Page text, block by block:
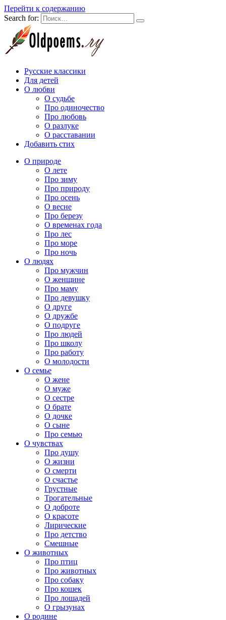
Перейти к содержанию
Search for:
Русские классики
Для детей
О любви
О судьбе
Про одиночество
Про любовь
О разлуке
О расставании
Добавить стих
О природе
О лете
Про зиму
Про природу
Про осень
О весне
Про березу
О временах года
Про лес
Про море
Про ночь
О людях
Про мужчин
О женщине
Про маму
Про девушку
О друге
О дружбе
О подруге
Про людей
Про школу
Про работу
О молодости
О семье
О жене
О муже
О сестре
О брате
О дочке
О сыне
Про семью
О чувствах
Про душу
О жизни
О смерти
О счастье
Грустные
Трогательные
О доброте
О красоте
Лирические
Про детство
Смешные
О животных
Про птиц
Про животных
Про собаку
Про кошек
Про лошадей
О грызунах
О родине